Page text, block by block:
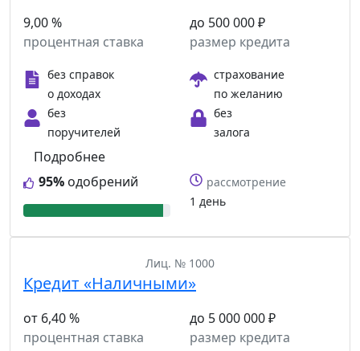
9,00 %
процентная ставка
до 500 000 ₽
размер кредита
без справок
о доходах
страхование
по желанию
без
поручителей
без
залога
95% одобрений
Подробнее
рассмотрение
1 день
Лиц. № 1000
Кредит «Наличными»
от 6,40 %
процентная ставка
до 5 000 000 ₽
размер кредита